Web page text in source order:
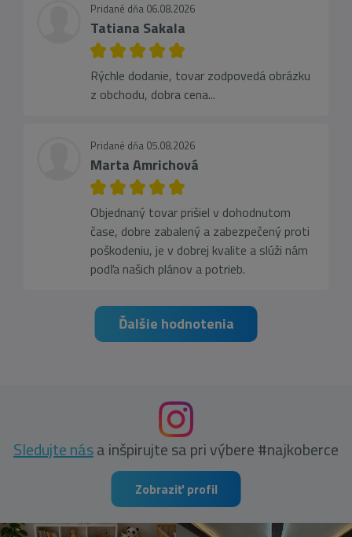
Pridané dňa 06.08.2026
Tatiana Sakala
Rýchle dodanie, tovar zodpovedá obrázku
z obchodu, dobra cena...
Pridané dňa 05.08.2026
Marta Amrichová
Objednaný tovar prišiel v dohodnutom
čase, dobre zabalený a zabezpečený proti
poškodeniu, je v dobrej kvalite a slúži nám
podľa našich plánov a potrieb.
Ďalšie hodnotenia
Sledujte nása inšpirujte sa pri výbere #najkoberce
Zobraziť profil